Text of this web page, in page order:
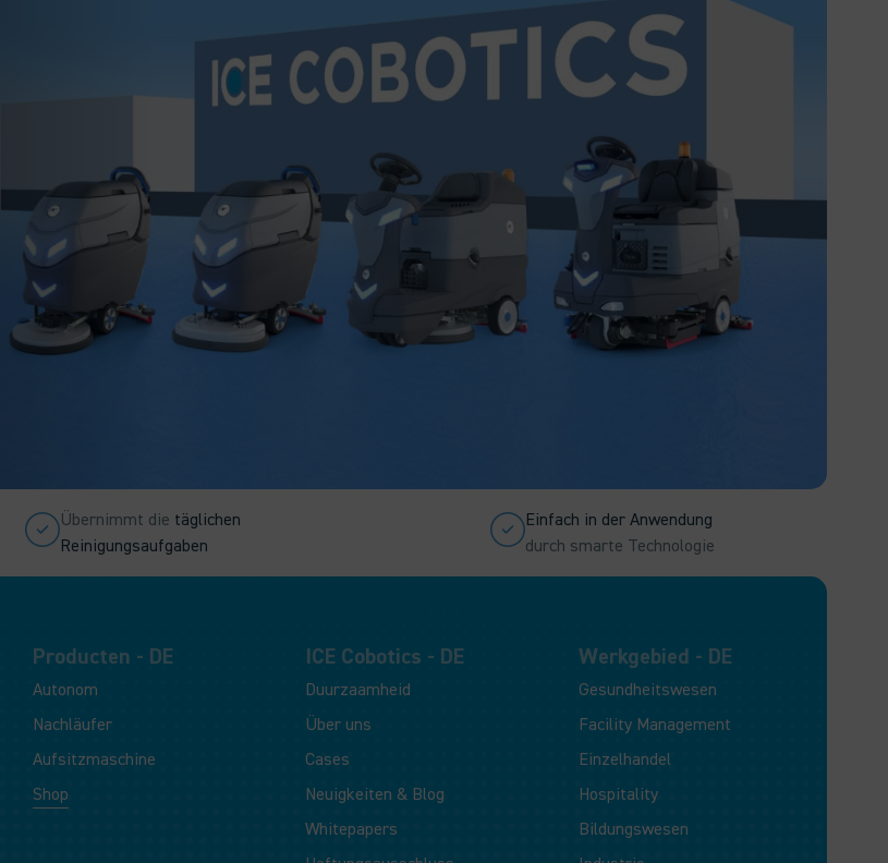
Übernimmt die täglichen
Reinigungsaufgaben
Einfach in der Anwendung
durch smarte Technologie
Producten - DE
Autonom
Nachläufer
Aufsitzmaschine
Shop
ICE Cobotics - DE
Duurzaamheid
Über uns
Cases
Neuigkeiten & Blog
Whitepapers
Werkgebied - DE
Gesundheitswesen
Facility Management
Einzelhandel
Hospitality
Bildungswesen